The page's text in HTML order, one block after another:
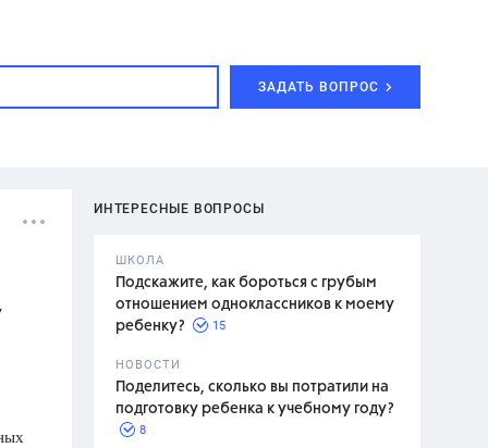
ЗАДАТЬ ВОПРОС
ИНТЕРЕСНЫЕ ВОПРОСЫ
ШКОЛА
Подскажите, как бороться с грубым
отношением одноклассников к моему
ребенку?
15
НОВОСТИ
Поделитесь, сколько вы потратили на
подготовку ребенка к учебному году?
8